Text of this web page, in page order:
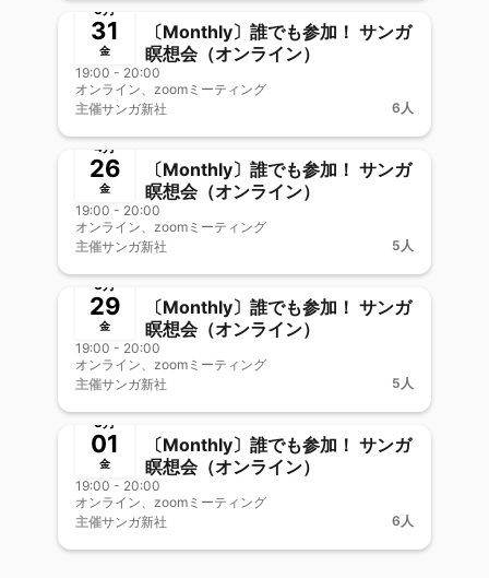
5月
31
金
〔Monthly〕誰でも参加！ サンガ
瞑想会（オンライン）
19:00 - 20:00
オンライン、zoomミーティング
主催サンガ新社 6人
終了
4月
26
金
〔Monthly〕誰でも参加！ サンガ
瞑想会（オンライン）
19:00 - 20:00
オンライン、zoomミーティング
主催サンガ新社 5人
終了
3月
29
金
〔Monthly〕誰でも参加！ サンガ
瞑想会（オンライン）
19:00 - 20:00
オンライン、zoomミーティング
主催サンガ新社 5人
終了
3月
01
金
〔Monthly〕誰でも参加！ サンガ
瞑想会（オンライン）
19:00 - 20:00
オンライン、zoomミーティング
主催サンガ新社 6人